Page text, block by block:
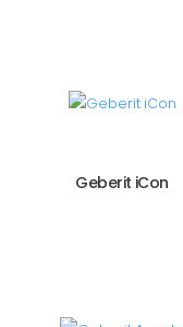
Geberit iCon